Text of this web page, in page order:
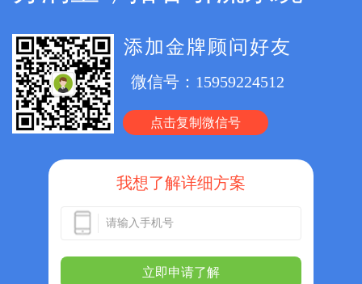
添加金牌顾问好友
微信号： 15959224512
点击复制微信号
我想了解详细方案
立即申请了解